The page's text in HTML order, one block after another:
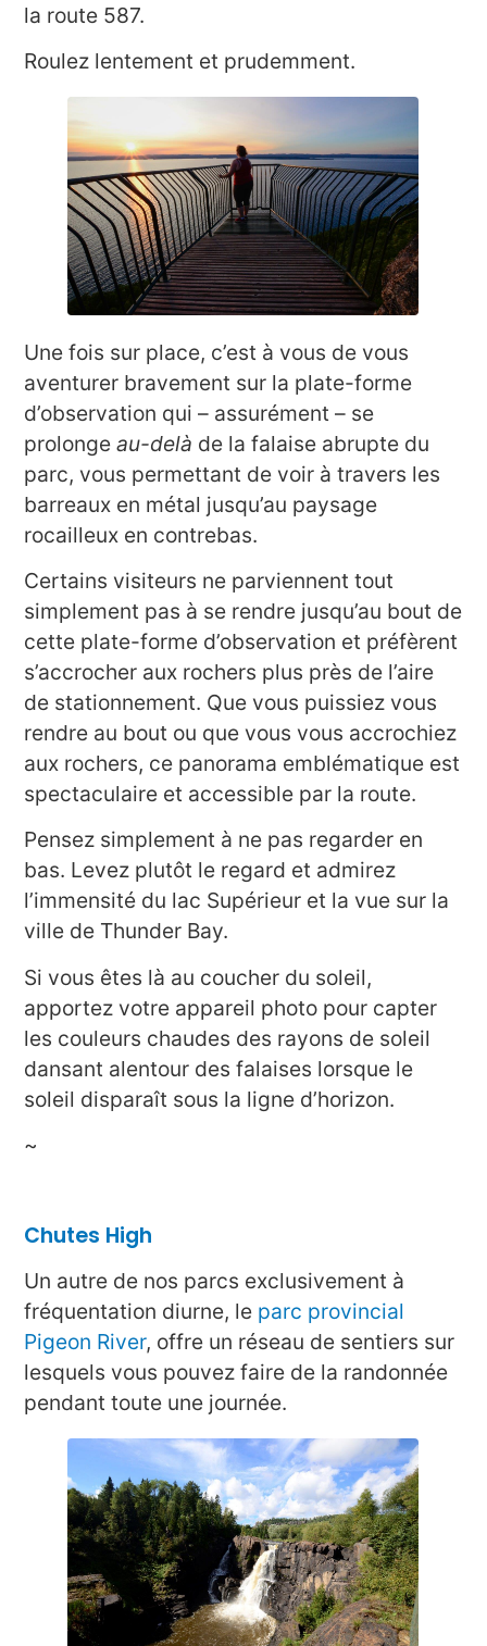
la route 587.
Roulez lentement et prudemment.
Une fois sur place, c’est à vous de vous
aventurer bravement sur la plate-forme
d’observation qui – assurément – se
prolongeau-delà de la falaise abrupte du
parc, vous permettant de voir à travers les
barreaux en métal jusqu’au paysage
rocailleux en contrebas.
Certains visiteurs ne parviennent tout
simplement pas à se rendre jusqu’au bout de
cette plate-forme d’observation et préfèrent
s’accrocher aux rochers plus près de l’aire
de stationnement. Que vous puissiez vous
rendre au bout ou que vous vous accrochiez
aux rochers, ce panorama emblématique est
spectaculaire et accessible par la route.
Pensez simplement à ne pas regarder en
bas. Levez plutôt le regard et admirez
l’immensité du lac Supérieur et la vue sur la
ville de Thunder Bay.
Si vous êtes là au coucher du soleil,
apportez votre appareil photo pour capter
les couleurs chaudes des rayons de soleil
dansant alentour des falaises lorsque le
soleil disparaît sous la ligne d’horizon.
~
Chutes High
Un autre de nos parcs exclusivement à
fréquentation diurne, le parc provincial
Pigeon River, offre un réseau de sentiers sur
lesquels vous pouvez faire de la randonnée
pendant toute une journée.